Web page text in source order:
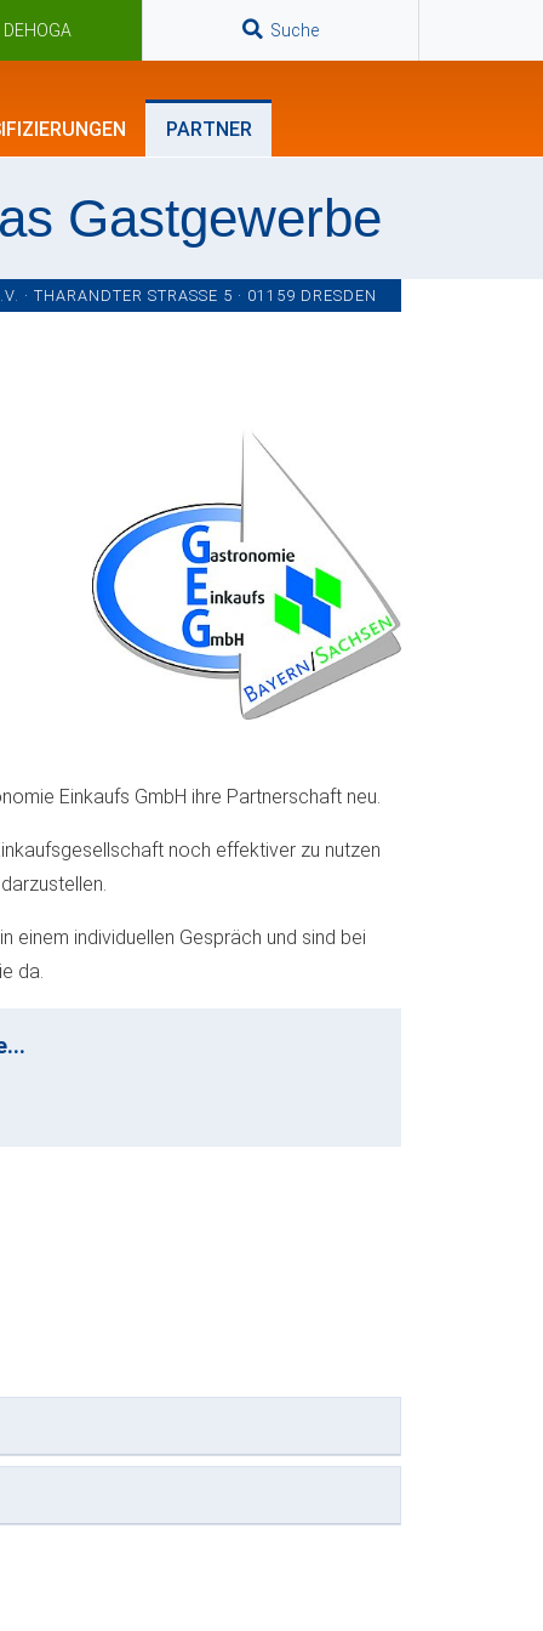
Suche
PARTNER
Gastgewerbe
· THARANDTER STRASSE 5 · 01159 DRESDEN
Einkaufs GmbH ihre Partnerschaft neu.
noch effektiver zu nutzen
einem individuellen Gespräch und sind bei
da.